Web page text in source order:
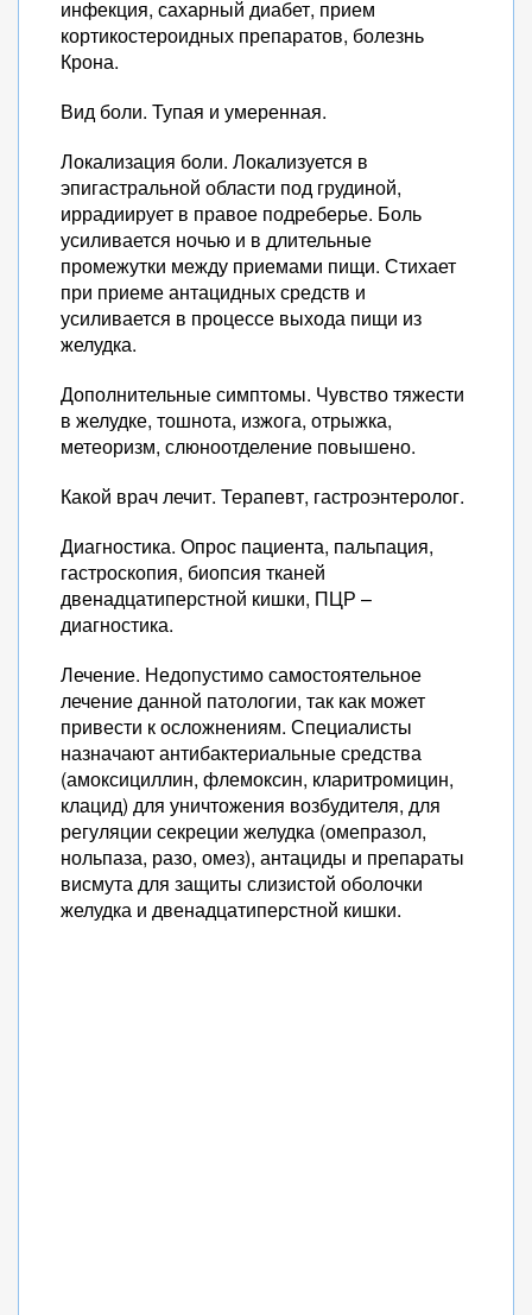
инфекция, сахарный диабет, прием
кортикостероидных препаратов, болезнь
Крона.
Вид боли. Тупая и умеренная.
Локализация боли. Локализуется в
эпигастральной области под грудиной,
иррадиирует в правое подреберье. Боль
усиливается ночью и в длительные
промежутки между приемами пищи. Стихает
при приеме антацидных средств и
усиливается в процессе выхода пищи из
желудка.
Дополнительные симптомы. Чувство тяжести
в желудке, тошнота, изжога, отрыжка,
метеоризм, слюноотделение повышено.
Какой врач лечит. Терапевт, гастроэнтеролог.
Диагностика. Опрос пациента, пальпация,
гастроскопия, биопсия тканей
двенадцатиперстной кишки, ПЦР –
диагностика.
Лечение. Недопустимо самостоятельное
лечение данной патологии, так как может
привести к осложнениям. Специалисты
назначают антибактериальные средства
(амоксициллин, флемоксин, кларитромицин,
клацид) для уничтожения возбудителя, для
регуляции секреции желудка (омепразол,
нольпаза, разо, омез), антациды и препараты
висмута для защиты слизистой оболочки
желудка и двенадцатиперстной кишки.